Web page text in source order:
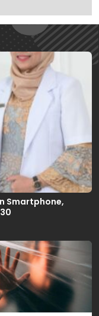
Smartphone,